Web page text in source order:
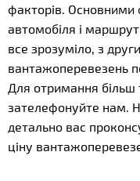
факторів. Основними
автомобіля і
все зрозуміло, з
вантажоперевезень
Для отримання більш
зателефонуйте нам.
детально вас
ціну